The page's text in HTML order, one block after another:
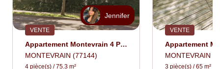
Jennifer
VENTE
Appartement Montevrain 4 Pièce(s) 75 M2
MONTEVRAIN (77144)
4 pièce(s) / 75.3 m²
VENTE
MONTEVRAIN
3 pièce(s) / 65 m²